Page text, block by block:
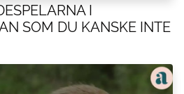
I
SOM DU KANSKE INTE